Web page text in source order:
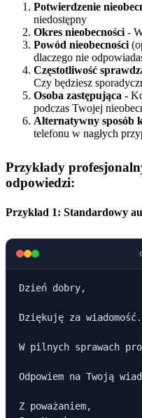
Potwierdzenie
niedostępny
Okres nieobecności -
Powód nieobecności
dlaczego nie
Częstotliwość
Czy będziesz
Osoba zastępująca -
podczas Twojej
Alternatywny sposób
telefonu w nagłych
Przykłady
odpowiedzi:
Przykład 1: Standardowy
Dzień dobry,
Dziękuję za
W pilnych sprawach
Odpowiem na Twoją
Z poważaniem,